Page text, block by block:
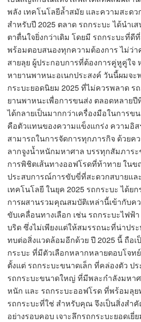
พลัง เทคโนโลยีล้ำสมัย และความสะดว
สำหรับปี 2025 ตลาด รถกระบะ ได้นำเ
ตาตื่นใจยิ่งกว่าเดิม โดยมี รถกระบะที่ดี
พร้อมตอบสนองทุกความต้องการ ไม่ว่
สายลุย ผู้ประกอบการที่ต้องการคู่หูคู่ใจ
หายานพาหนะอเนกประสงค์ วันนี้ผมจะ
กระบะยอดนิยม 2025 ที่ไม่ควรพลาด ร
ยานพาหนะเพื่อการขนส่ง ตลอดหลายปี
ได้กลายเป็นมากกว่าเครื่องมือในการข
คือตัวแทนของความแข็งแกร่ง ความอิส
สามารถในการจัดการทุกภารกิจ ด้วยค
ลากจูงน้ำหนักมหาศาล บรรทุกสัมภาร
การพิชิตเส้นทางออฟโรดที่ท้าทาย ใน
ประสบการณ์การขับขี่ที่สะดวกสบายแล
เทคโนโลยี ในยุค 2025 รถกระบะ ได้ย
การผสานรวมคุณสมบัติเหล่านี้เข้ากับค
ขับเคลื่อนทางเลือก เช่น รถกระบะไฟฟ้
บริด ซึ่งไม่เพียงแต่ให้สมรรถนะที่น่าปร
ทบต่อสิ่งแวดล้อมอีกด้วย ปี 2025 นี้ ถือเ
กระบะ ที่มีตัวเลือกหลากหลายตอบโจท
ตั้งแต่ รถกระบะขนาดเล็ก ที่คล่องตัว ป
รถกระบะขนาดใหญ่ ที่มีพละกำลังมหา
หนัก และ รถกระบะออฟโรด ที่พร้อมลุย
รถกระบะที่ใช่ สำหรับคุณ จึงเป็นสิ่งสำ
อย่างรอบคอบ เจาะลึกรถกระบะยอดเยี่